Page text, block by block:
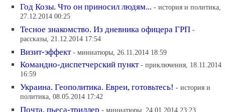
Год Козы. Что он приносил людям... - история и политика,
27.12.2014 00:25
Тесное знакомство. Из дневника офицера ГРП -
рассказы, 21.12.2014 17:54
Визит-эффект - миниатюры, 26.11.2014 18:59
Командно-диспетчерский пункт - приключения, 18.11.2014
16:59
Украина. Геополитика. Евреи, готовьтесь! - история и
политика, 08.05.2014 17:42
Почта, пьеса-триллер - миниатюры, 24.01.2014 23:23